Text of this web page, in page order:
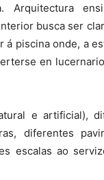
Arquitectura
busca ser
á piscina onde, a
en
e artificial),
diferentes
escalas ao